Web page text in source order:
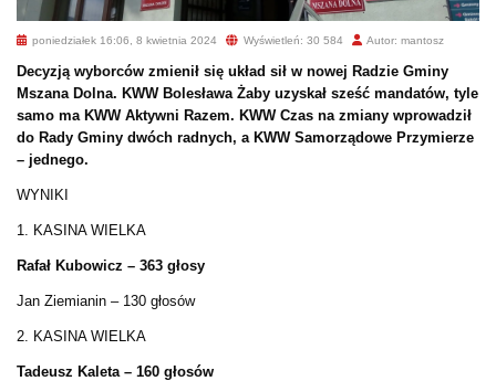
poniedziałek 16:06, 8 kwietnia 2024 Wyświetleń: 30 584 Autor: mantosz
Decyzją wyborców zmienił się układ sił w nowej Radzie Gminy
Mszana Dolna. KWW Bolesława Żaby uzyskał sześć mandatów, tyle
samo ma KWW Aktywni Razem. KWW Czas na zmiany wprowadził
do Rady Gminy dwóch radnych, a KWW Samorządowe Przymierze
– jednego.
WYNIKI
1. KASINA WIELKA
Rafał Kubowicz – 363 głosy
Jan Ziemianin – 130 głosów
2. KASINA WIELKA
Tadeusz Kaleta – 160 głosów